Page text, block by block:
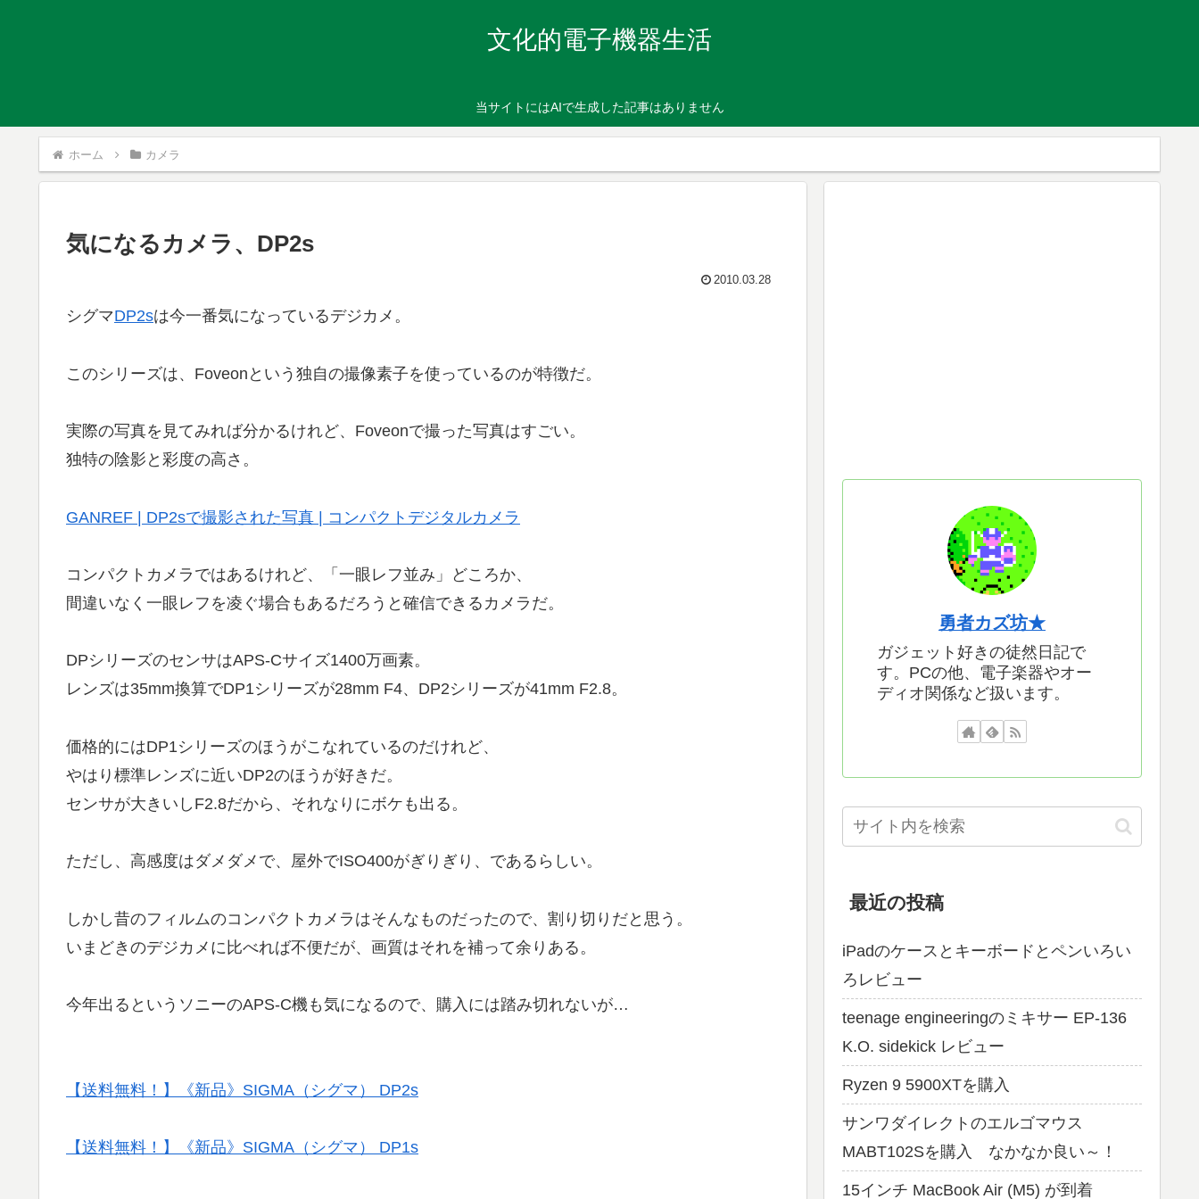
文化的電子機器生活
当サイトにはAIで生成した記事はありません
ホーム カメラ
気になるカメラ、DP2s
2010.03.28
シグマDP2sは今一番気になっているデジカメ。
このシリーズは、Foveonという独自の撮像素子を使っているのが特徴だ。
実際の写真を見てみれば分かるけれど、Foveonで撮った写真はすごい。
独特の陰影と彩度の高さ。
GANREF | DP2sで撮影された写真 | コンパクトデジタルカメラ
コンパクトカメラではあるけれど、「一眼レフ並み」どころか、
間違いなく一眼レフを凌ぐ場合もあるだろうと確信できるカメラだ。
DPシリーズのセンサはAPS-Cサイズ1400万画素。
レンズは35mm換算でDP1シリーズが28mm F4、DP2シリーズが41mm F2.8。
価格的にはDP1シリーズのほうがこなれているのだけれど、
やはり標準レンズに近いDP2のほうが好きだ。
センサが大きいしF2.8だから、それなりにボケも出る。
ただし、高感度はダメダメで、屋外でISO400がぎりぎり、であるらしい。
しかし昔のフィルムのコンパクトカメラはそんなものだったので、割り切りだと思う。
いまどきのデジカメに比べれば不便だが、画質はそれを補って余りある。
今年出るというソニーのAPS-C機も気になるので、購入には踏み切れないが…
【送料無料！】《新品》SIGMA（シグマ） DP2s
【送料無料！】《新品》SIGMA（シグマ） DP1s
勇者カズ坊★
ガジェット好きの徒然日記で
す。PCの他、電子楽器やオー
ディオ関係など扱います。
最近の投稿
iPadのケースとキーボードとペンいろい
ろレビュー
teenage engineeringのミキサー EP-136
K.O. sidekick レビュー
Ryzen 9 5900XTを購入
サンワダイレクトのエルゴマウス
MABT102Sを購入 なかなか良い～！
15インチ MacBook Air (M5) が到着